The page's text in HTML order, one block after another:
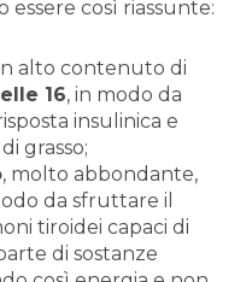
essere così riassunte:
alto contenuto di
16, in modo da
insulinica e
grasso;
, molto abbondante,
da sfruttare il
tiroidei capaci di
di sostanze